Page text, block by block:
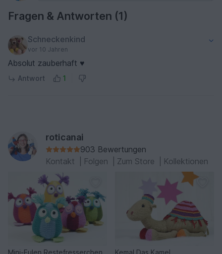
Fragen & Antworten (1)
Schneckenkind
vor 10 Jahren
Absolut zauberhaft ♥
Antwort 1
roticanai
903 Bewertungen
Kontakt
Folgen Zum Store Kollektionen
Mini-Eulen Restefresserchen Kemal Das Kamel